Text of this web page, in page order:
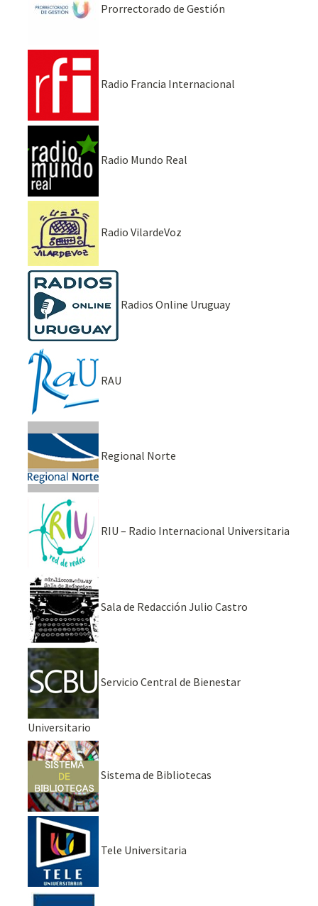
Prorrectorado de Gestión
Radio Francia Internacional
Radio Mundo Real
Radio VilardeVoz
Radios Online Uruguay
RAU
Regional Norte
RIU – Radio Internacional Universitaria
Sala de Redacción Julio Castro
Servicio Central de Bienestar
Universitario
Sistema de Bibliotecas
Tele Universitaria